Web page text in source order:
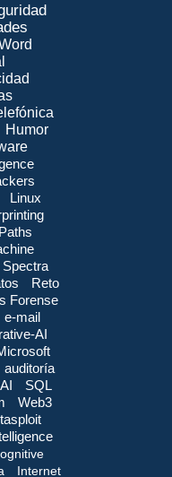
Humor
Linux
Spectra
Reto
Forense
e-mail
AI
auditoría
SQL
Web3
Internet